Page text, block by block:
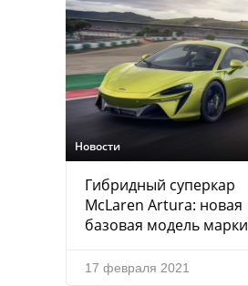
Новости
Гибридный суперкар
McLaren Artura: новая
базовая модель марки
17 февраля 2021